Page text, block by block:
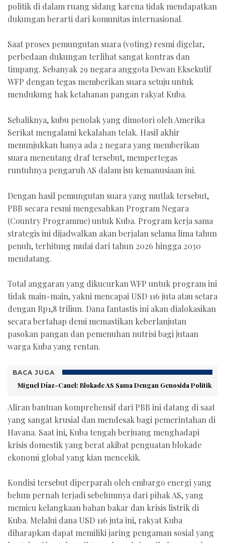
politik di dalam ruang sidang karena tidak mendapatkan
dukungan berarti dari komunitas internasional.
Saat proses pemungutan suara (voting) resmi digelar,
perbedaan dukungan terlihat sangat kontras dan
timpang. Sebanyak 29 negara anggota Dewan Eksekutif
WFP dengan tegas memberikan suara setuju untuk
mendukung hak ketahanan pangan rakyat Kuba.
Sebaliknya, kubu penolak yang dimotori oleh Amerika
Serikat mengalami kekalahan telak. Hasil akhir
menunjukkan hanya ada 2 negara yang memberikan
suara menentang draf tersebut, mempertegas
runtuhnya pengaruh AS dalam isu kemanusiaan ini.
Dengan hasil pemungutan suara yang mutlak tersebut,
PBB secara resmi mengesahkan Program Negara
(Country Programme) untuk Kuba. Program kerja sama
strategis ini dijadwalkan akan berjalan selama lima tahun
penuh, terhitung mulai dari tahun 2026 hingga 2030
mendatang.
Total anggaran yang dikucurkan WFP untuk program ini
tidak main-main, yakni mencapai USD 116 juta atau setara
dengan Rp1,8 triliun. Dana fantastis ini akan dialokasikan
secara bertahap demi memastikan keberlanjutan
pasokan pangan dan pemenuhan nutrisi bagi jutaan
warga Kuba yang rentan.
BACA JUGA
Miguel Díaz-Canel: Blokade AS Sama Dengan Genosida Politik
Aliran bantuan komprehensif dari PBB ini datang di saat
yang sangat krusial dan mendesak bagi pemerintahan di
Havana. Saat ini, Kuba tengah berjuang menghadapi
krisis domestik yang berat akibat penguatan blokade
ekonomi global yang kian mencekik.
Kondisi tersebut diperparah oleh embargo energi yang
belum pernah terjadi sebelumnya dari pihak AS, yang
memicu kelangkaan bahan bakar dan krisis listrik di
Kuba. Melalui dana USD 116 juta ini, rakyat Kuba
diharapkan dapat memiliki jaring pengaman sosial yang